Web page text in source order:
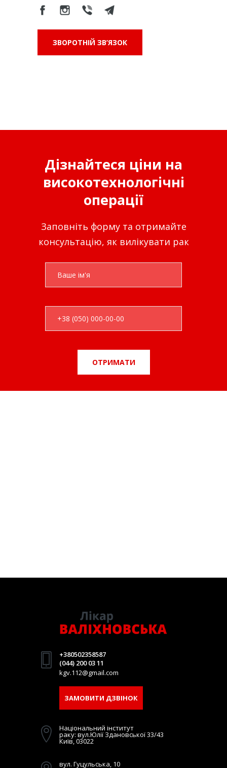
ЗВОРОТНІЙ ЗВ’ЯЗОК
Дізнайтеся ціни на
високотехнологічні
операції
Заповніть форму та отримайте
консультацію, як вилікувати рак
+380502358587
(044) 200 03 11
kgv.112@gmail.com
ЗАМОВИТИ ДЗВІНОК
Національний інститут
раку: вул.Юлії Здановської 33/43
Київ, 03022
вул. Гуцульська, 10